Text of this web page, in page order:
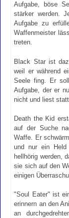
Aufgabe, böse
stärker werden.
Aufgabe zu
Waffenmeister
treten.
Black Star ist
weil er während
Seele fing. Er
Aufgabe, der er
nicht und liest
Death the Kid
auf der Suche
Waffe. Er
und nur ein
hellhörig werden,
sie sich auf den
einigen
"Soul Eater" ist
erinnern an den
an